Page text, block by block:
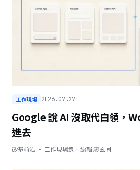
工作現場 2026.07.27
Google 說 AI 沒取代白領，
進去
矽基前沿 · 工作現場線 · 編輯廖玄同